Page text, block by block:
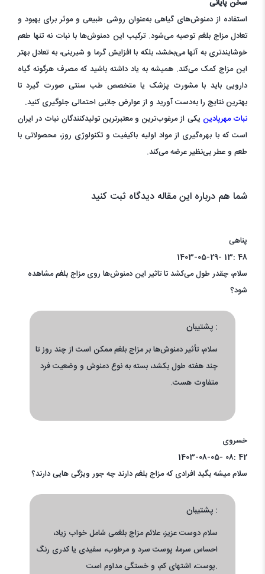
سخن پایانی
استفاده از دمنوش‌های گیاهی به‌عنوان روشی طبیعی و موثر برای بهبود و
تعادل مزاج بلغم توصیه می‌شود. ترکیب این دمنوش‌ها با نبات نه تنها طعم
خوشایندتری به آنها می‌بخشد، بلکه با افزایش گرما و شیرینی، به تعادل بهتر
این مزاج کمک می‌کند. همیشه به یاد داشته باشید که مصرف هرگونه گیاه
دارویی باید با مشورت پزشک یا متخصص طب سنتی صورت گیرد تا
بهترین نتایج را به‌دست آورید و از عوارض جانبی احتمالی جلوگیری کنید.
نبات مهرپادین یکی از مرغوب‌ترین و معتبرترین تولیدکنندگان نبات در ایران
است که با بهره‌گیری از مواد اولیه باکیفیت و تکنولوژی روز، محصولاتی با
طعم و عطر بی‌نظیر عرضه می‌کند.
شما هم درباره این مقاله دیدگاه ثبت کنید
پناهی
1403-05-29- 13: 48
سلام، چقدر طول می‌کشد تا تاثیر این دمنوش‌ها روی مزاج بلغم مشاهده
شود؟
پشتیبان :
سلام، تأثیر دمنوش‌ها بر مزاج بلغم ممکن است از چند روز تا
چند هفته طول بکشد، بسته به نوع دمنوش و وضعیت فرد
متفاوت هست.
خسروی
1403-08-05- 08: 42
سلام میشه بگید افرادی که مزاج بلغم دارند چه جور ویژگی هایی دارند؟
پشتیبان :
سلام دوست عزیز، علائم مزاج بلغمی شامل خواب زیاد،
احساس سرما، پوست سرد و مرطوب، سفیدی یا کدری رنگ
پوست، اشتهای کم، و خستگی مداوم است.